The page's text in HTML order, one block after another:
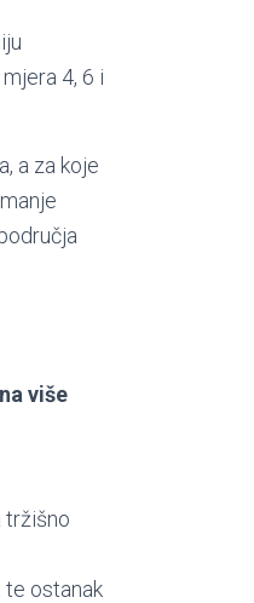
4, 6 i
a za koje
više
tržišno
ostanak